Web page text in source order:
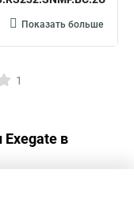
Показать больше
1
Exegate в